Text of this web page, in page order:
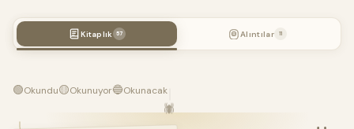
Kitaplık 57 Alıntılar 11
🟢Okundu🟡Okunuyor🔵Okunacak
🕷️